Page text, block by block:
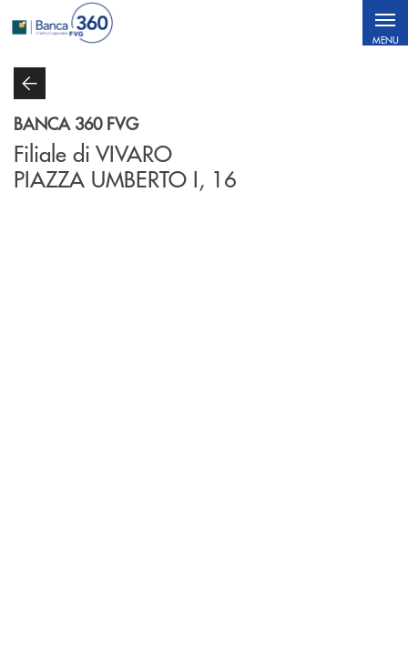
Salta al contenuto principale
MENU
BANCA 360 FVG
Filiale di VIVARO
PIAZZA UMBERTO I, 16